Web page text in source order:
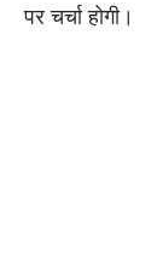
पर चर्चा होगी।